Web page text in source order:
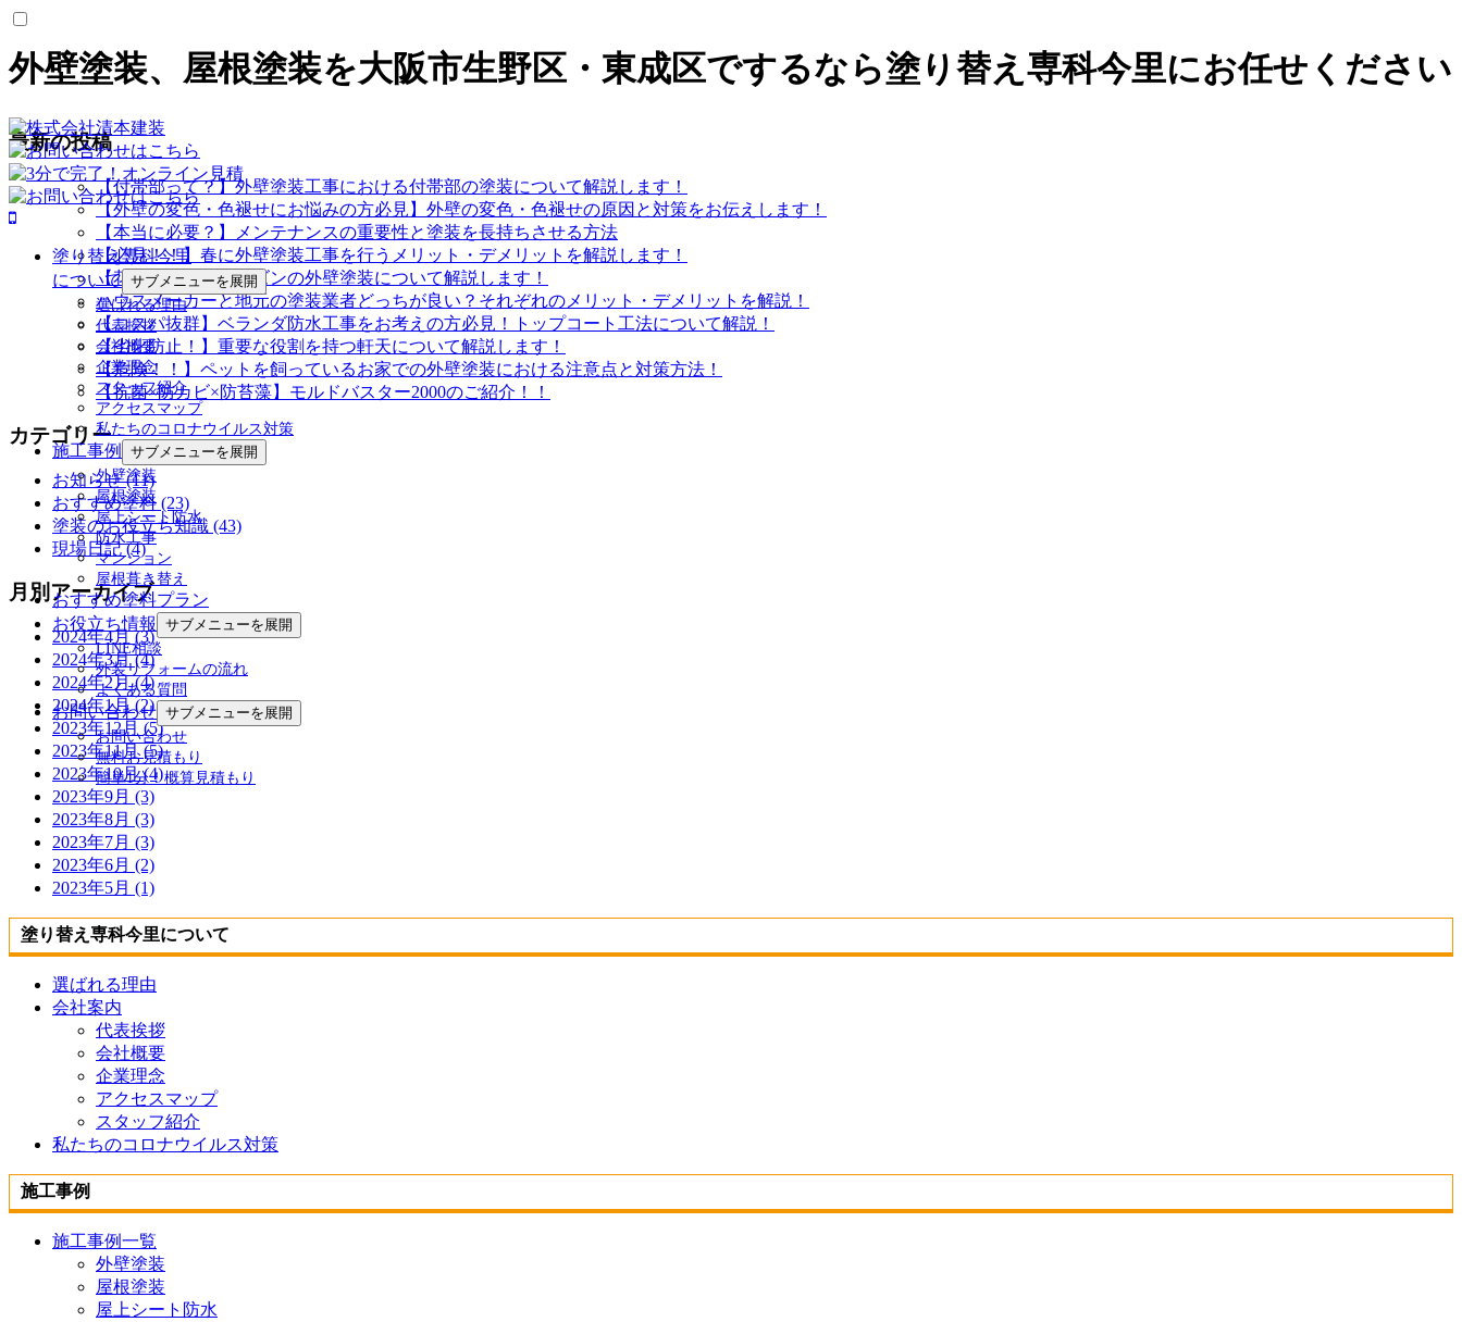
外壁塗装、屋根塗装を大阪市生野区・東成区でするなら塗り替え専科今里にお任せください
塗り替え専科今里
について サブメニューを展開
選ばれる理由
代表挨拶
会社概要
企業理念
スタッフ紹介
アクセスマップ
私たちのコロナウイルス対策
施工事例
サブメニューを展開
外壁塗装
屋根塗装
屋上シート防水
防水工事
マンション
屋根葺き替え
おすすめ塗料プラン
お役立ち情報
サブメニューを展開
LINE相談
外装リフォームの流れ
よくある質問
お問い合わせ サブメニューを展開
お問い合わせ
無料お見積もり
簡単1分！概算見積もり
最新の投稿
【付帯部って？】外壁塗装工事における付帯部の塗装について解説します！
【外壁の変色・色褪せにお悩みの方必見】外壁の変色・色褪せの原因と対策をお伝えします！
【本当に必要？】メンテナンスの重要性と塗装を長持ちさせる方法
【必見！！】春に外壁塗装工事を行うメリット・デメリットを解説します！
【花粉症】花粉シーズンの外壁塗装について解説します！
ハウスメーカーと地元の塗装業者どっちが良い？それぞれのメリット・デメリットを解説！
【コスパ抜群】ベランダ防水工事をお考えの方必見！トップコート工法について解説！
【劣化防止！】重要な役割を持つ軒天について解説します！
【危険！！】ペットを飼っているお家での外壁塗装における注意点と対策方法！
【抗菌×防カビ×防苔藻】モルドバスター2000のご紹介！！
カテゴリー
お知らせ (11)
おすすめ塗料 (23)
塗装のお役立ち知識 (43)
現場日記 (4)
月別アーカイブ
2024年4月 (3)
2024年3月 (4)
2024年2月 (4)
2024年1月 (2)
2023年12月 (5)
2023年11月 (5)
2023年10月 (4)
2023年9月 (3)
2023年8月 (3)
2023年7月 (3)
2023年6月 (2)
2023年5月 (1)
塗り替え専科今里について
選ばれる理由
会社案内
代表挨拶
会社概要
企業理念
アクセスマップ
スタッフ紹介
私たちのコロナウイルス対策
施工事例
施工事例一覧
外壁塗装
屋根塗装
屋上シート防水